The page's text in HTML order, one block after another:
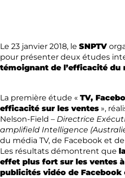
Le 23 janvier 2018, le SNPTV
pour présenter deux études
témoignant de l’efficacité du
La première étude « TV,
efficacité sur les ventes »,
Nelson-Field – Directrice
amplifield Intelligence
du média TV, de Facebook et
Les résultats démontrent que
effet plus fort sur les ventes
publicités vidéo de Facebook